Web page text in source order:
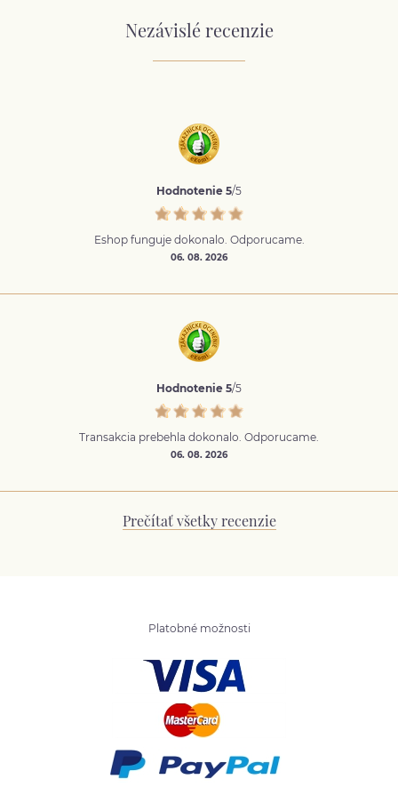
Nezávislé recenzie
Hodnotenie 5/5
Eshop funguje dokonalo. Odporucame.
06. 08. 2026
Hodnotenie 5/5
Transakcia prebehla dokonalo. Odporucame.
06. 08. 2026
Prečítať všetky recenzie
Platobné možnosti